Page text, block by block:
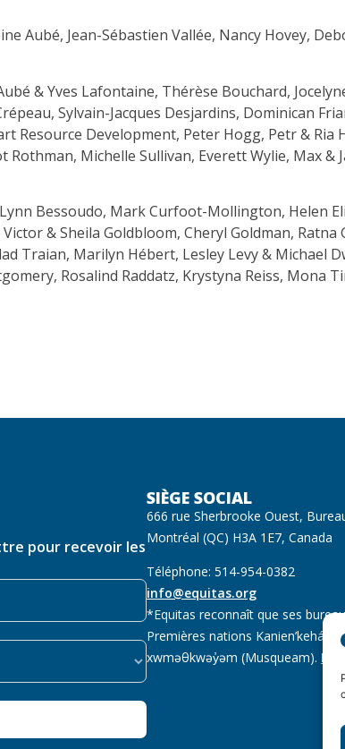
Aubé, Jean-Sébastien Vallée, Nancy Hovey,
& Yves Lafontaine, Thérèse Bouchard,
Sylvain-Jacques Desjardins, Dominican
Resource Development, Peter Hogg, Petr & Ria
Michelle Sullivan, Everett Wylie, Max &
Bessoudo, Mark Curfoot-Mollington, Helen
& Sheila Goldbloom, Cheryl Goldman,
Traian, Marilyn Hébert, Lesley Levy & Michael
Rosalind Raddatz, Krystyna Reiss, Mona
pour recevoir les
SIÈGE SOCIAL
666 rue Sherbrooke Ouest,
Montréal (QC) H3A 1E7, Canada
Téléphone: 514-954-0382
info@equitas.org
*Equitas reconnaît que ses
Premières nations
xwməθkwəy̓əm (Musqueam).